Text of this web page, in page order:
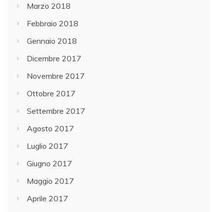
Marzo 2018
Febbraio 2018
Gennaio 2018
Dicembre 2017
Novembre 2017
Ottobre 2017
Settembre 2017
Agosto 2017
Luglio 2017
Giugno 2017
Maggio 2017
Aprile 2017